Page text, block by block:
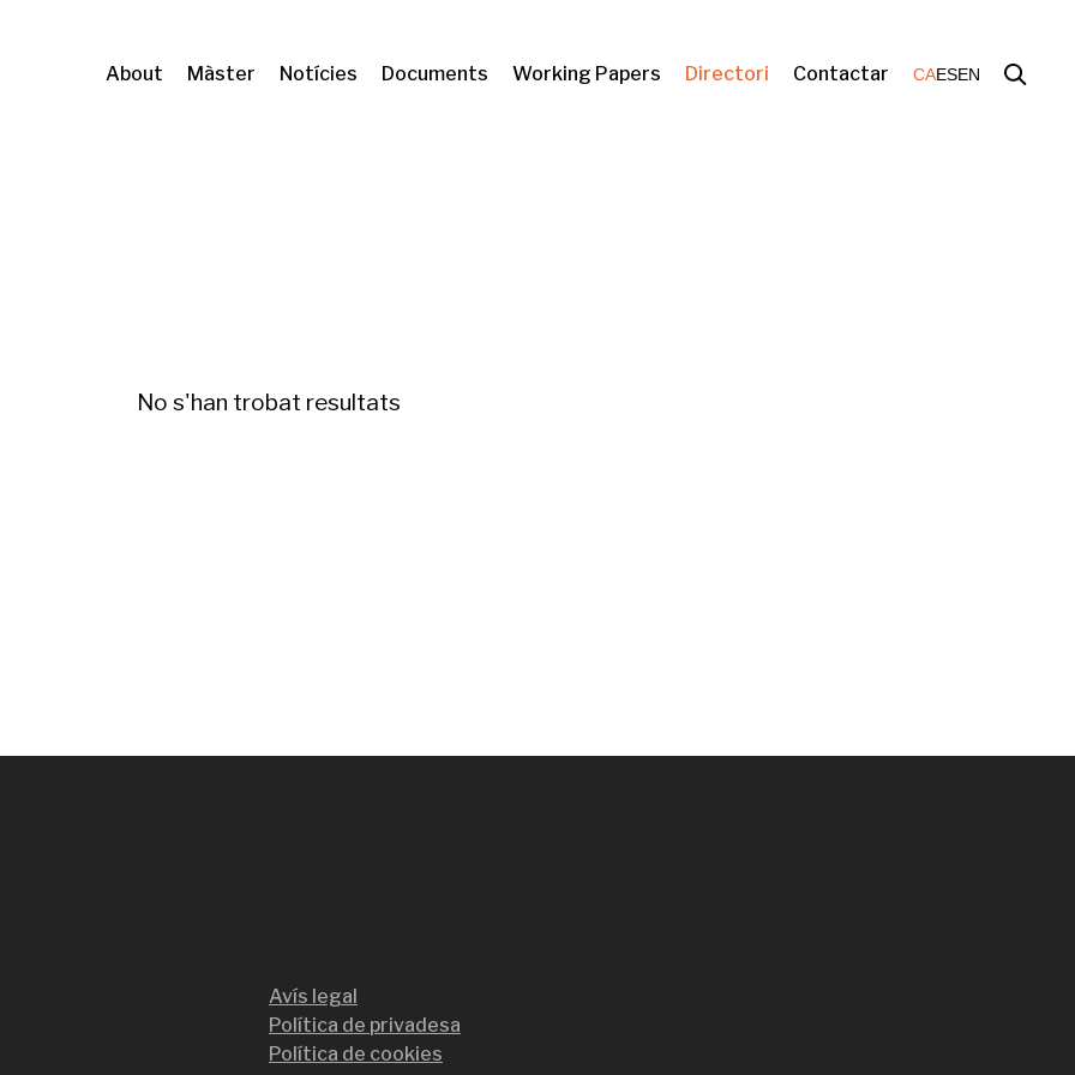
About Màster Notícies Documents Working Papers Directori Contactar CAESEN
No s'han trobat resultats
Avís legal
Política de privadesa
Política de cookies